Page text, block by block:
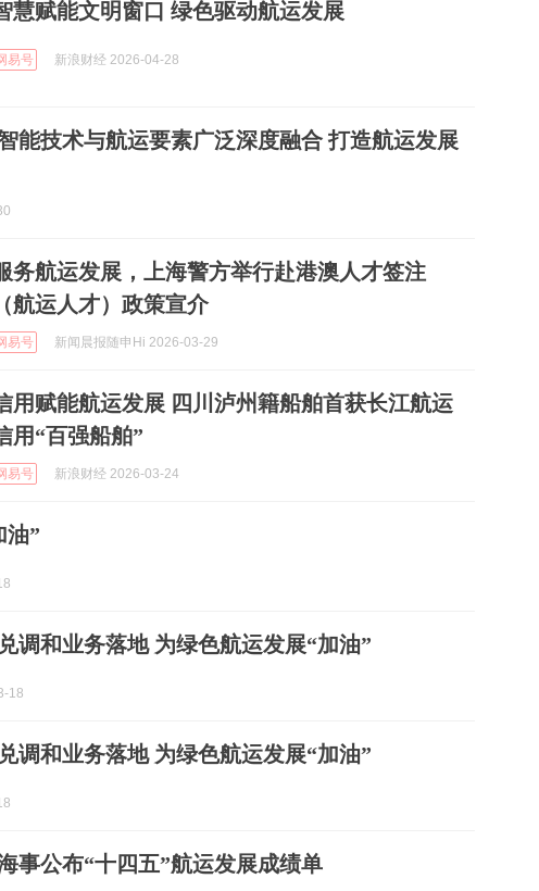
慧赋能文明窗口 绿色驱动航运发展
易号 新浪财经 2026-04-28
能技术与航运要素广泛深度融合 打造航运发展
务航运发展，上海警方举行赴港澳人才签注
（航运人才）政策宣介
易号 新闻晨报随申Hi 2026-03-29
用赋能航运发展 四川泸州籍船舶首获长江航运
用“百强船舶”
易号 新浪财经 2026-03-24
油”
调和业务落地 为绿色航运发展“加油”
18
调和业务落地 为绿色航运发展“加油”
事公布“十四五”航运发展成绩单